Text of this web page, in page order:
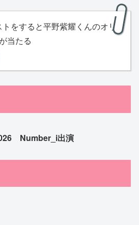
をすると平野紫耀くんのオリ
当たる
Number_i出演